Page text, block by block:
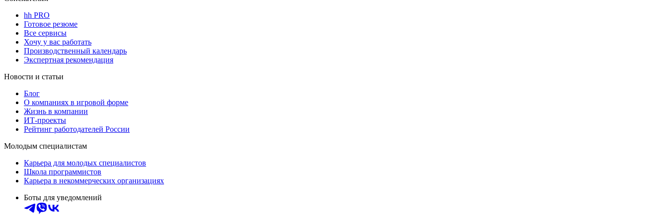
hh PRO
Готовое резюме
Все сервисы
Хочу у вас работать
Производственный календарь
Экспертная рекомендация
Новости и статьи
Блог
О компаниях в игровой форме
Жизнь в компании
ИТ-проекты
Рейтинг работодателей России
Молодым специалистам
Карьера для молодых специалистов
Школа программистов
Карьера в некоммерческих организациях
Боты для уведомлений